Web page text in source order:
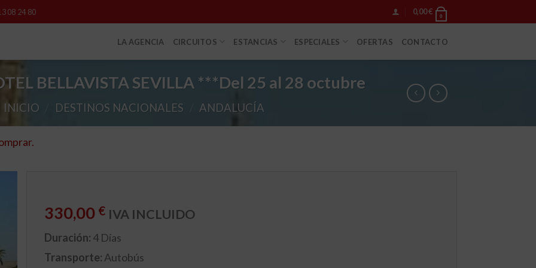
08 24 80 0,00€
0
LA AGENCIA CIRCUITOS ESTANCIAS ESPECIALES OFERTAS CONTACTO
BELLAVISTA SEVILLA ***Del 25 al 28 octubre
INICIO DESTINOS NACIONALES ANDALUCÍA
330,00 € IVA INCLUIDO
Duración: 4 Días
Transporte: Autobús